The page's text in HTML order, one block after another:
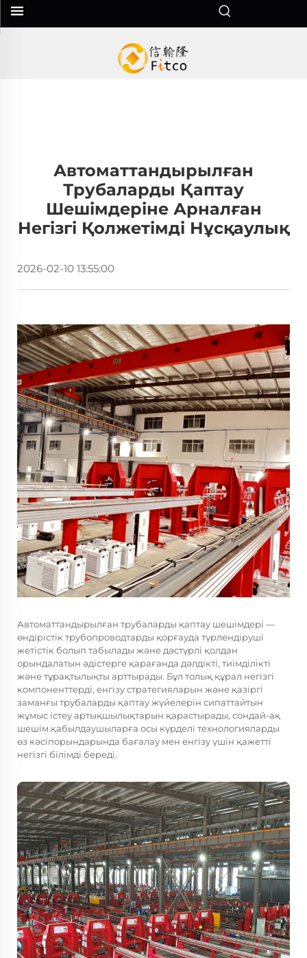
Автоматтандырылған
Трубаларды Қаптау
Шешімдеріне Арналған
Негізгі Қолжетімді Нұсқаулық
2026-02-10 13:55:00
Автоматтандырылған трубаларды қаптау шешімдері —
өндірістік трубопроводтарды қорғауда түрлендіруші
жетістік болып табылады және дәстүрлі қолдан
орындалатын әдістерге қарағанда дәлдікті, тиімділікті
және тұрақтылықты арттырады. Бұл толық құрал негізгі
компоненттерді, енгізу стратегияларын және қазіргі
заманғы трубаларды қаптау жүйелерін сипаттайтын
жұмыс істеу артықшылықтарын қарастырады, сондай-ақ
шешім қабылдаушыларға осы күрделі технологияларды
өз кәсіпорындарында бағалау мен енгізу үшін қажетті
негізгі білімді береді.